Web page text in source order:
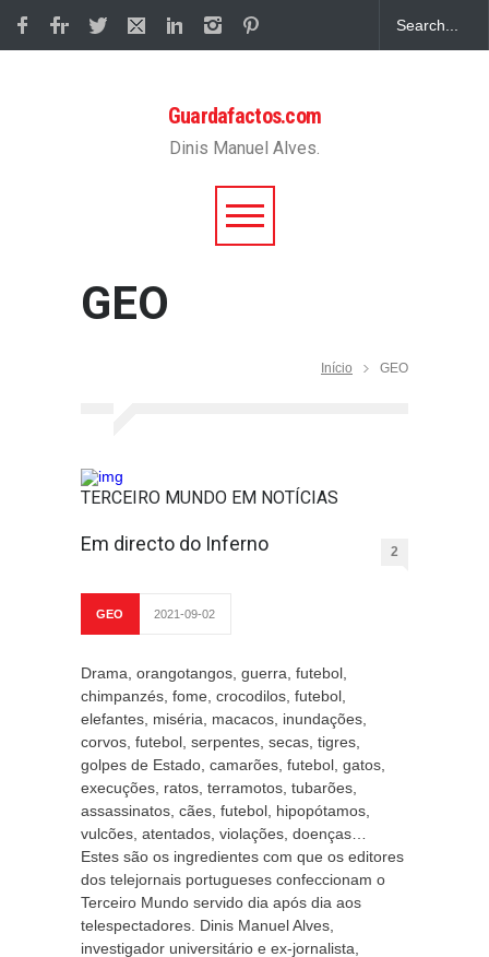
Guardafactos.com
Dinis Manuel Alves.
GEO
Início GEO
TERCEIRO MUNDO EM NOTÍCIAS
Em directo do Inferno 2
GEO 2021-09-02
Drama, orangotangos, guerra, futebol,
chimpanzés, fome, crocodilos, futebol,
elefantes, miséria, macacos, inundações,
corvos, futebol, serpentes, secas, tigres,
golpes de Estado, camarões, futebol, gatos,
execuções, ratos, terramotos, tubarões,
assassinatos, cães, futebol, hipopótamos,
vulcões, atentados, violações, doenças…
Estes são os ingredientes com que os editores
dos telejornais portugueses confeccionam o
Terceiro Mundo servido dia após dia aos
telespectadores. Dinis Manuel Alves,
investigador universitário e ex-jornalista,